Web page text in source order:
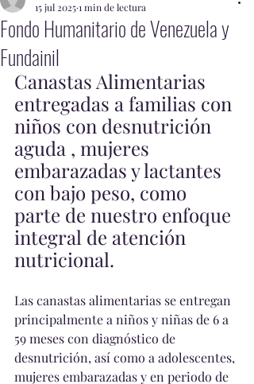
Fondo Humanitario de Venezuela y
Fundainil
15 jul 20251 min de lectura
Canastas Alimentarias
entregadas a familias con
niños con desnutrición
aguda , mujeres
embarazadas y lactantes
con bajo peso, como
parte de nuestro enfoque
integral de atención
nutricional.
Las canastas alimentarias se entregan
principalmente a niños y niñas de 6 a
59 meses con diagnóstico de
desnutrición, así como a adolescentes,
mujeres embarazadas y en periodo de